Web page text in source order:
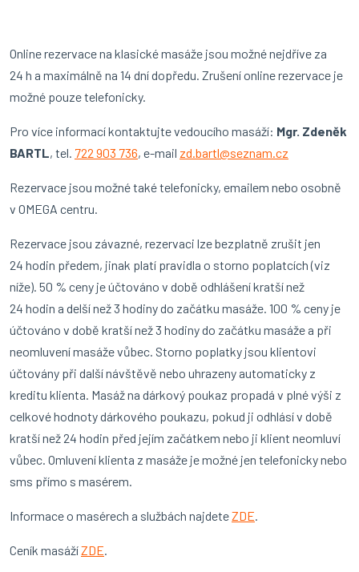
Online rezervace na klasické masáže jsou možné nejdříve za
24 h a maximálně na 14 dní dopředu. Zrušení online rezervace je
možné pouze telefonicky.
Pro více informací kontaktujte vedoucího masáží: Mgr. Zdeněk
BARTL , tel. 722 903 736, e-mail zd.bartl@seznam.cz
Rezervace jsou možné také telefonicky, emailem nebo osobně
v OMEGA centru.
Rezervace jsou závazné, rezervaci lze bezplatně zrušit jen
24 hodin předem, jinak platí pravidla o storno poplatcích (viz
níže). 50 % ceny je účtováno v době odhlášení kratší než
24 hodin a delší než 3 hodiny do začátku masáže. 100 % ceny je
účtováno v době kratší než 3 hodiny do začátku masáže a při
neomluvení masáže vůbec. Storno poplatky jsou klientovi
účtovány při další návštěvě nebo uhrazeny automaticky z
kreditu klienta. Masáž na dárkový poukaz propadá v plné výši z
celkové hodnoty dárkového poukazu, pokud ji odhlásí v době
kratší než 24 hodin před jejím začátkem nebo ji klient neomluví
vůbec. Omluvení klienta z masáže je možné jen telefonicky nebo
sms přímo s masérem.
Informace o masérech a službách najdeteZDE
Ceník masážíZDE